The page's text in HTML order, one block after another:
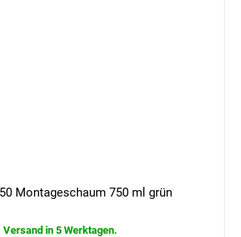
Montageschaum 750 ml grün
Versand in 5 Werktagen.